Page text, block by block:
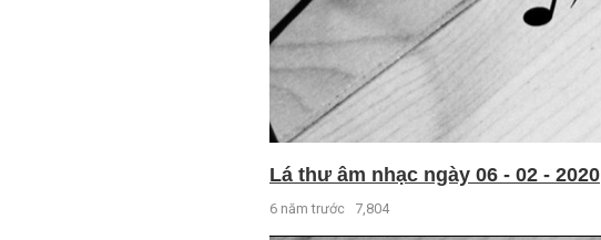
Lá thư âm nhạc ngày 06 - 02 - 2020
6 năm trước 7,804